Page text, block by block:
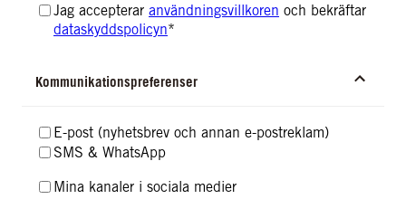
Jag accepterar användningsvillkoren och bekräftar
dataskyddspolicyn*
Kommunikationspreferenser
E-post (nyhetsbrev och annan e-postreklam)
SMS & WhatsApp
Mina kanaler i sociala medier